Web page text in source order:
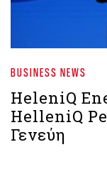
BUSINESS NEWS
HeleniQ
HelleniQ
Γενεύη